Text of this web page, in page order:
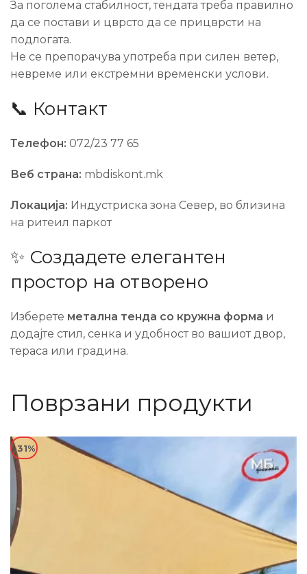
За поголема стабилност, тендата треба правилно
да се постави и цврсто да се прицврсти на
подлогата.
Не се препорачува употреба при силен ветер,
невреме или екстремни временски услови.
📞 Контакт
Телефон: 072/23 77 65
Веб страна: mbdiskont.mk
Локација: Индустриска зона Север, во близина
на ритеил паркот
✨ Создадете елегантен
простор на отворено
Изберете метална тенда со кружна форма и
додајте стил, сенка и удобност во вашиот двор,
тераса или градина.
Поврзани продукти
-31%